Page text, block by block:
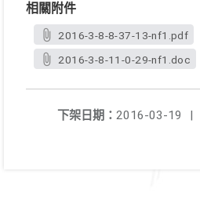
相關附件
2016-3-8-8-37-13-nf1.pdf
2016-3-8-11-0-29-nf1.doc
下架日期： 2016-03-19
|